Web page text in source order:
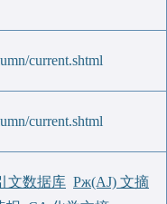
current.shtml
current.shtml
文数据库 Pж(AJ) 文摘